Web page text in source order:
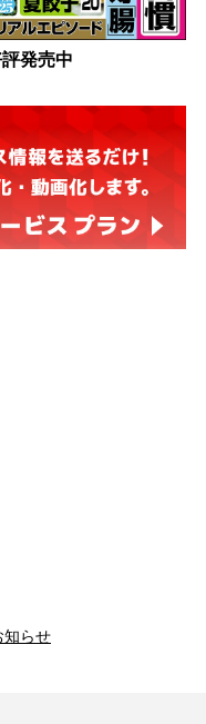
発売中
知らせ